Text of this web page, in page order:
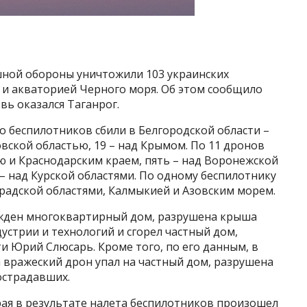
обороны уничтожили 103 украинских
акваторией Черного моря. Об этом сообщило
оказался Таганрог.
сбили в Белгородской области –
областью, 19 – над Крымом. По 11 дронов
и Краснодарским краем, пять – над Воронежской
Курской областями. По одному беспилотнику
областями, Калмыкией и Азовским морем.
многоквартирный дом, разрушена крыша
и технологий и сгорел частный дом,
Юрий Слюсарь. Кроме того, по его данным, в
дрон упал на частный дом, разрушена
в результате налета беспилотников произошел